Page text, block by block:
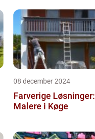
08 december 2024
Farverige Løsninger:
Malere i Køge